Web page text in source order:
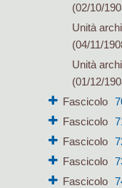
(02/10/
Unità
(04/11/
Unità
(01/12/
Fascicolo
Fascicolo
Fascicolo
Fascicolo
Fascicolo